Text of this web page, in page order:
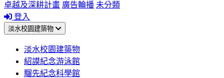
卓越及深耕計畫 廣告輪播 未分類
登入
淡水校園建築物
淡水校園建築物
紹謨紀念游泳館
騮先紀念科學館